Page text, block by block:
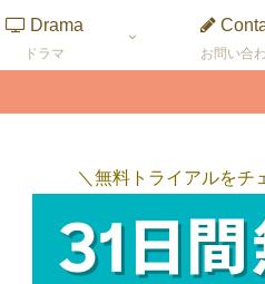
Drama
ドラマ
お問い合
＼無料トライアルをチ